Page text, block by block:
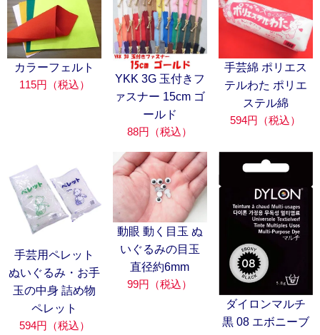
カラーフェルト
115円（税込）
YKK 3G 玉付きフ
ァスナー 15cm ゴ
ールド
88円（税込）
手芸綿 ポリエス
テルわた ポリエ
ステル綿
594円（税込）
手芸用ペレット
ぬいぐるみ・お手
玉の中身 詰め物
ペレット
594円（税込）
動眼 動く目玉 ぬ
いぐるみの目玉
直径約6mm
99円（税込）
ダイロンマルチ
黒 08 エボニーブ